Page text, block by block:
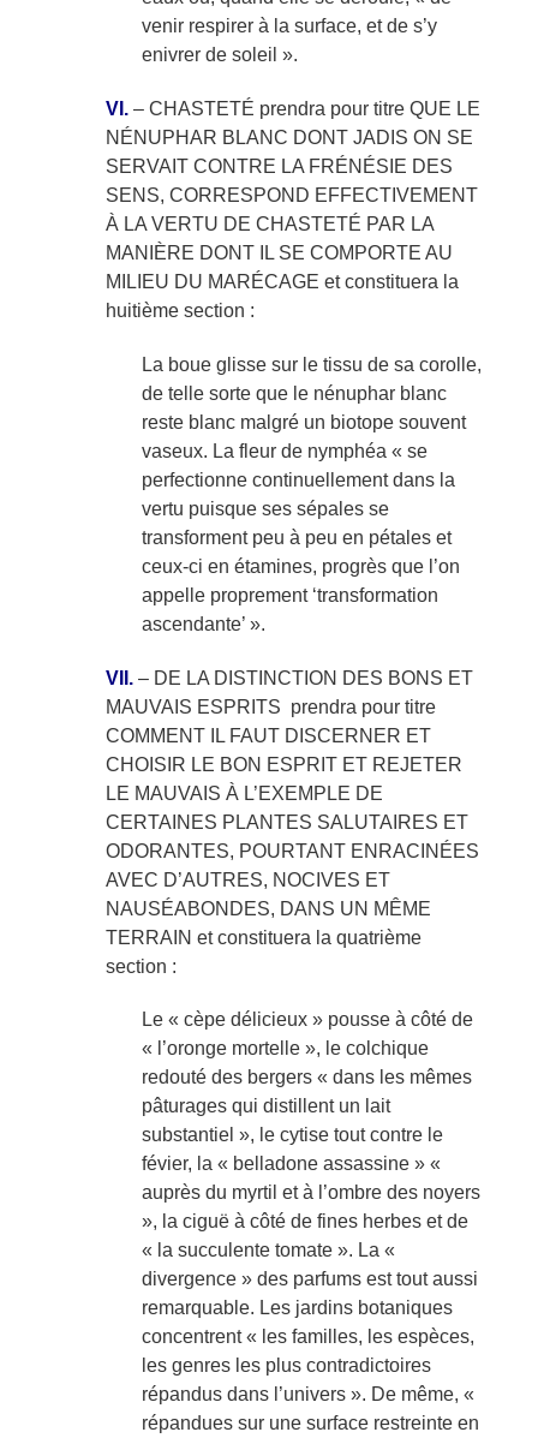
venir respirer à la surface, et de s’y
enivrer de soleil ».
VI. – CHASTETÉ prendra pour titre QUE LE
NÉNUPHAR BLANC DONT JADIS ON SE
SERVAIT CONTRE LA FRÉNÉSIE DES
SENS, CORRESPOND EFFECTIVEMENT
À LA VERTU DE CHASTETÉ PAR LA
MANIÈRE DONT IL SE COMPORTE AU
MILIEU DU MARÉCAGE et constituera la
huitième section :
La boue glisse sur le tissu de sa corolle,
de telle sorte que le nénuphar blanc
reste blanc malgré un biotope souvent
vaseux. La fleur de nymphéa « se
perfectionne continuellement dans la
vertu puisque ses sépales se
transforment peu à peu en pétales et
ceux-ci en étamines, progrès que l’on
appelle proprement ‘transformation
ascendante’ ».
VII. – DE LA DISTINCTION DES BONS ET
MAUVAIS ESPRITS prendra pour titre
COMMENT IL FAUT DISCERNER ET
CHOISIR LE BON ESPRIT ET REJETER
LE MAUVAIS À L’EXEMPLE DE
CERTAINES PLANTES SALUTAIRES ET
ODORANTES, POURTANT ENRACINÉES
AVEC D’AUTRES, NOCIVES ET
NAUSÉABONDES, DANS UN MÊME
TERRAIN et constituera la quatrième
section :
Le « cèpe délicieux » pousse à côté de
« l’oronge mortelle », le colchique
redouté des bergers « dans les mêmes
pâturages qui distillent un lait
substantiel », le cytise tout contre le
févier, la « belladone assassine » «
auprès du myrtil et à l’ombre des noyers
», la ciguë à côté de fines herbes et de
« la succulente tomate ». La «
divergence » des parfums est tout aussi
remarquable. Les jardins botaniques
concentrent « les familles, les espèces,
les genres les plus contradictoires
répandus dans l’univers ». De même, «
répandues sur une surface restreinte en